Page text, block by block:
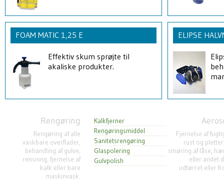
FOAM MATIC 1,25 E
Effektiv skum sprøjte til
akaliske produkter.
ELIPSE
Rengøring
Rengøring af alle
vaskbare overflader,
behandling af gulve,
rensning, fjernelse af
kalk eller bare
maskinvask.
Kalkfjerner
Rengøringsmiddel
Sanitetsrengøring
Glaspolering
Gulvpolish
Fjernelse af
rust og
smøring af låse,
eller andet
udtørret eller